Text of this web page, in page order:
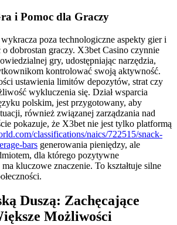
i Pomoc dla Graczy
poza technologiczne aspekty gier i
o dobrostan graczy. X3bet Casino czynnie
gry, udostępniając narzędzia,
kontrolować swoją aktywność.
ustawienia limitów depozytów, strat czy
wykluczenia się. Dział wsparcia
polskim, jest przygotowany, aby
również związanej zarządzania nad
pokazuje, że X3bet nie jest tylko platformą
classifications/naics/722515/snack-
bars generowania pieniędzy, ale
dla którego pozytywne
kluczowe znaczenie. To kształtuje silne
Duszą: Zachęcające
Możliwości